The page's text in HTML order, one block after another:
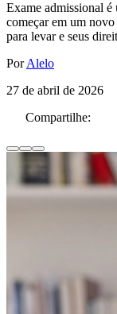
Exame admissional é
começar em um
para levar e seus
PorAlelo
27 de abril de 2026
Compartilhe: